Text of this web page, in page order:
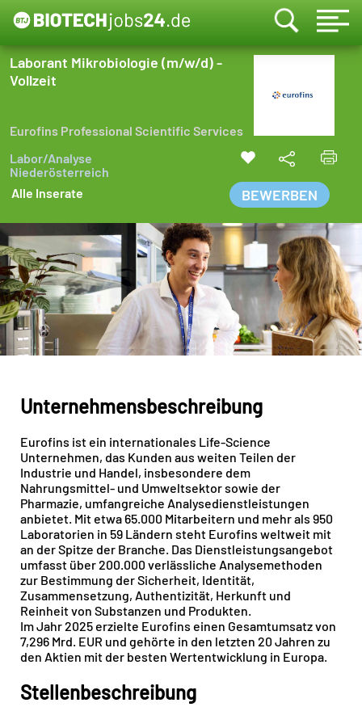
Laborant Mikrobiologie (m/w/d) -
Vollzeit
Eurofins Professional Scientific Services
Labor/Analyse
Niederösterreich
Alle Inserate
BEWERBEN
Unternehmensbeschreibung
Eurofins ist ein internationales Life-Science
Unternehmen, das Kunden aus weiten Teilen der
Industrie und Handel, insbesondere dem
Nahrungsmittel- und Umweltsektor sowie der
Pharmazie, umfangreiche Analysedienstleistungen
anbietet. Mit etwa 65.000 Mitarbeitern und mehr als 950
Laboratorien in 59 Ländern steht Eurofins weltweit mit
an der Spitze der Branche. Das Dienstleistungsangebot
umfasst über 200.000 verlässliche Analysemethoden
zur Bestimmung der Sicherheit, Identität,
Zusammensetzung, Authentizität, Herkunft und
Reinheit von Substanzen und Produkten.
Im Jahr 2025 erzielte Eurofins einen Gesamtumsatz von
7,296 Mrd. EUR und gehörte in den letzten 20 Jahren zu
den Aktien mit der besten Wertentwicklung in Europa.
Stellenbeschreibung